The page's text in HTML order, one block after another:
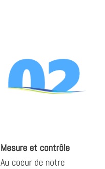
Mesure et contrôle
Au coeur de notre